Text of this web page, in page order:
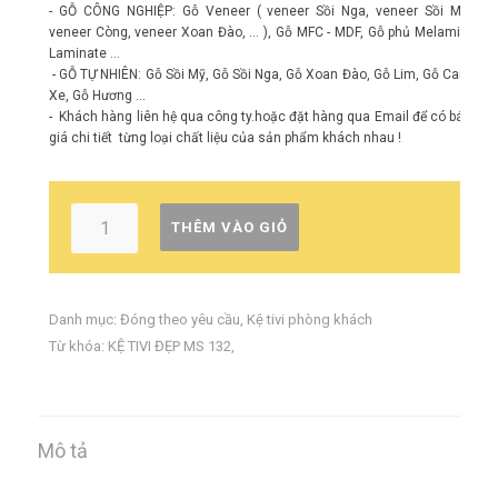
- GỖ CÔNG NGHIỆP: Gỗ Veneer ( veneer Sồi Nga, veneer Sồi Mỹ,
veneer Còng, veneer Xoan Đào, ... ), Gỗ MFC - MDF, Gỗ phủ Melamin,
Laminate ...
- GỖ TỰ NHIÊN: Gỗ Sồi Mỹ, Gỗ Sồi Nga, Gỗ Xoan Đào, Gỗ Lim, Gỗ Cam
Xe, Gỗ Hương ...
- Khách hàng liên hệ qua công ty.hoặc đặt hàng qua Email để có báo
giá chi tiết từng loại chất liệu của sản phẩm khách nhau !
THÊM VÀO GIỎ
Danh mục: Đóng theo yêu cầu, Kệ tivi phòng khách
Từ khóa: KỆ TIVI ĐẸP MS 132,
Mô tả